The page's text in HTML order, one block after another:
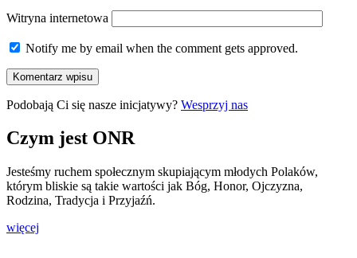
Witryna internetowa
Notify me by email when the comment gets approved.
Podobają Ci się nasze inicjatywy? Wesprzyj nas
Czym jest ONR
Jesteśmy ruchem społecznym skupiającym młodych Polaków,
którym bliskie są takie wartości jak Bóg, Honor, Ojczyzna,
Rodzina, Tradycja i Przyjaźń.
więcej